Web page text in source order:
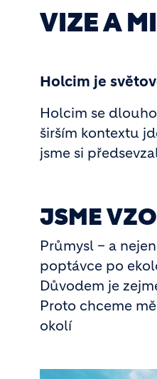
VIZE A
Holcim je
Holcim se
širším kontextu
jsme si
JSME
Průmysl – a
poptávce po
Důvodem je
Proto chceme
okolí